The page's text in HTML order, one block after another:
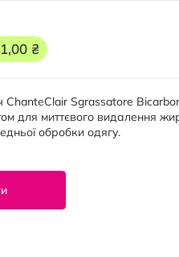
₴
Sgrassatore
для миттєвого видалення
обробки одягу.